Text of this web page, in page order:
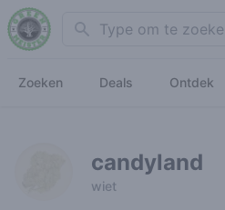
Search
Zoeken Deals Ontdek
candyland
wiet